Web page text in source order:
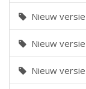
Nieuw
Nieuw
Nieuw